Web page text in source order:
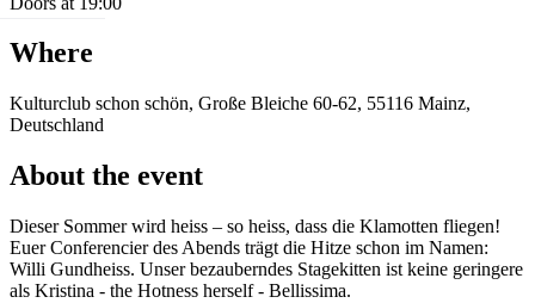
Where
Kulturclub schon schön, Große Bleiche 60-62, 55116 Mainz,
Deutschland
About the event
Dieser Sommer wird heiss – so heiss, dass die Klamotten fliegen!
Euer Conferencier des Abends trägt die Hitze schon im Namen:
Willi Gundheiss. Unser bezauberndes Stagekitten ist keine geringere
als Kristina - the Hotness herself - Bellissima.